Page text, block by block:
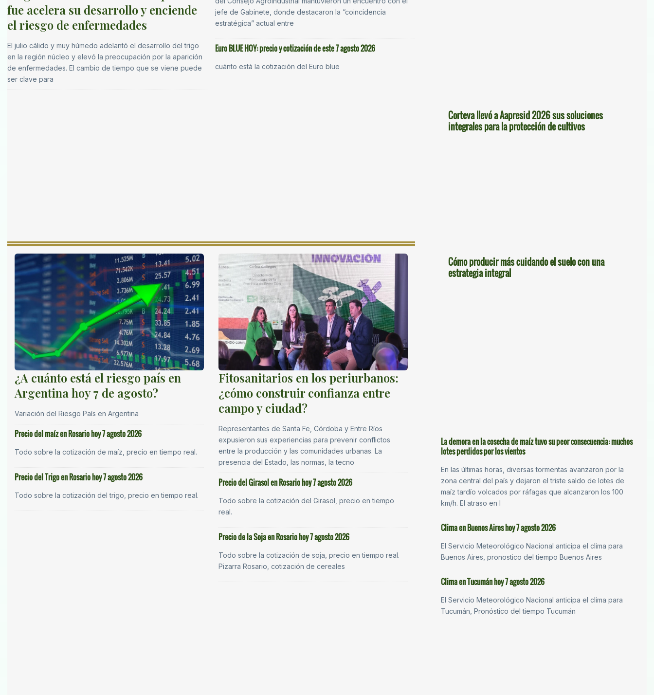
fue acelera su desarrollo y enciende
el riesgo de enfermedades
El julio cálido y muy húmedo adelantó el desarrollo del trigo
en la región núcleo y elevó la preocupación por la aparición
de enfermedades. El cambio de tiempo que se viene puede
ser clave para
jefe de Gabinete, donde destacaron la “coincidencia
estratégica” actual entre
Euro BLUE HOY: precio y cotización de este 7 agosto 2026
cuánto está la cotización del Euro blue
¿A cuánto está el riesgo país en
Argentina hoy 7 de agosto?
Variación del Riesgo País en Argentina
Precio del maíz en Rosario hoy 7 agosto 2026
Todo sobre la cotización de maíz, precio en tiempo real.
Precio del Trigo en Rosario hoy 7 agosto 2026
Todo sobre la cotización del trigo, precio en tiempo real.
Fitosanitarios en los periurbanos:
¿cómo construir confianza entre
campo y ciudad?
Representantes de Santa Fe, Córdoba y Entre Ríos
expusieron sus experiencias para prevenir conflictos
entre la producción y las comunidades urbanas. La
presencia del Estado, las normas, la tecno
Precio del Girasol en Rosario hoy 7 agosto 2026
Todo sobre la cotización del Girasol, precio en tiempo
real.
Precio de la Soja en Rosario hoy 7 agosto 2026
Todo sobre la cotización de soja, precio en tiempo real.
Pizarra Rosario, cotización de cereales
Corteva llevó a Aapresid 2026 sus soluciones
integrales para la protección de cultivos
Cómo producir más cuidando el suelo con una
estrategia integral
La demora en la cosecha de maíz tuvo su peor consecuencia: muchos
lotes perdidos por los vientos
En las últimas horas, diversas tormentas avanzaron por la
zona central del país y dejaron el triste saldo de lotes de
maíz tardío volcados por ráfagas que alcanzaron los 100
km/h. El atraso en l
Clima en Buenos Aires hoy 7 agosto 2026
El Servicio Meteorológico Nacional anticipa el clima para
Buenos Aires, pronostico del tiempo Buenos Aires
Clima en Tucumán hoy 7 agosto 2026
El Servicio Meteorológico Nacional anticipa el clima para
Tucumán, Pronóstico del tiempo Tucumán